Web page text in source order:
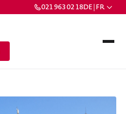
021 963 02 18DE | FR